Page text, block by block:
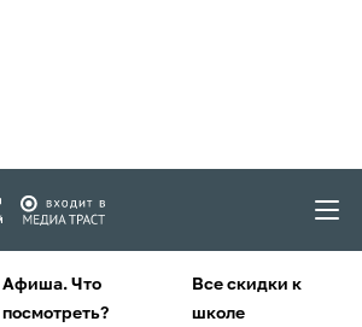
Афиша. Что
посмотреть?
Все скидки к
школе